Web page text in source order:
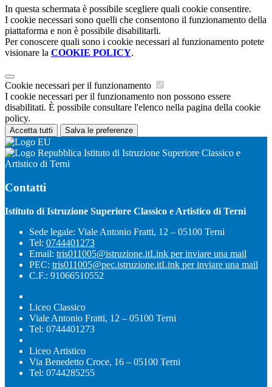
In questa schermata è possibile scegliere quali cookie consentire.
I cookie necessari sono quelli che consentono il funzionamento della
piattaforma e non è possibile disabilitarli.
Per conoscere quali sono i cookie necessari al funzionamento potete
visionare la COOKIE POLICY.
Cookie necessari per il funzionamento
I cookie necessari per il funzionamento non possono essere
disabilitati. È possibile consultare l'elenco nella pagina della cookie
policy.
Accetta tutti Salva le preferenze
Istituto di Istruzione Superiore Classico e
Artistico di Terni
Contatti
Istituto di Istruzione Superiore Classico e Artistico di Terni
Sede legale: Viale Antonio Fratti, 12 – 05100 Terni
Tel: 0744401273
Email: tris011005@istruzione.itLink per inviare una mail
PEC: tris011005@pec.istruzione.itLink per inviare una mail
C.F.: 91066510552
Liceo Classico
Viale Antonio Fratti, 12 – 05100 Terni
Tel: 0744401273
Liceo Artistico
Via Benedetto Croce, 16 – 05100 Terni
Tel: 0744285255